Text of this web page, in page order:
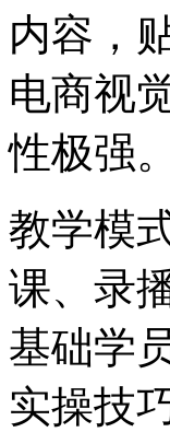
内容，
电商视
性极强。
教学模
课、录
基础学
实操技